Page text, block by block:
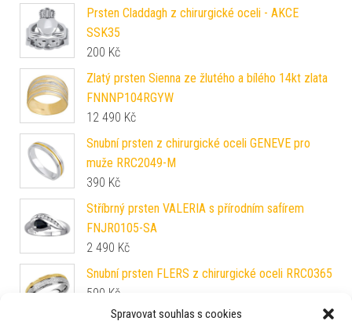
Spravovat souhlas s cookies
Prsten Claddagh z chirurgické oceli - AKCE
SSK35
200 Kč
Zlatý prsten Sienna ze žlutého a bílého 14kt zlata
FNNNP104RGYW
12 490 Kč
Snubní prsten z chirurgické oceli GENEVE pro
muže RRC2049-M
390 Kč
Stříbrný prsten VALERIA s přírodním safírem
FNJR0105-SA
2 490 Kč
Snubní prsten FLERS z chirurgické oceli RRC0365
590 Kč